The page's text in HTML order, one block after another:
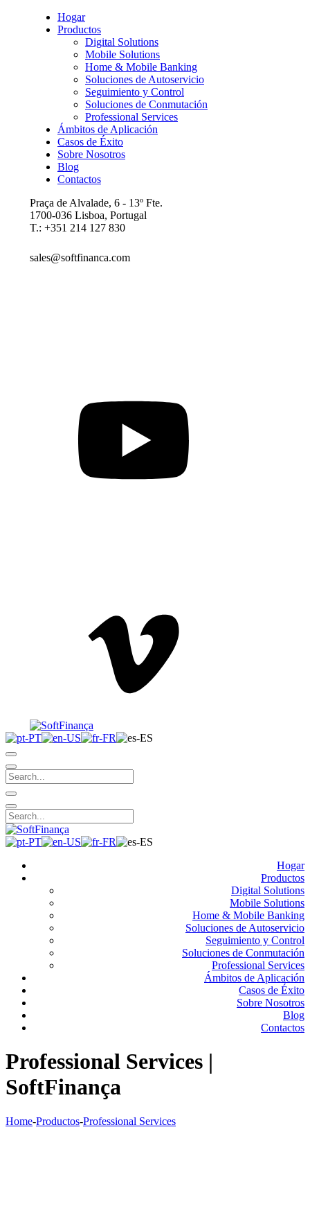
Hogar
Productos
Digital Solutions
Mobile Solutions
Home & Mobile Banking
Soluciones de Autoservicio
Seguimiento y Control
Soluciones de Conmutación
Professional Services
Ámbitos de Aplicación
Casos de Éxito
Sobre Nosotros
Blog
Contactos
Praça de Alvalade, 6 - 13º Fte.
1700-036 Lisboa, Portugal
T.: +351 214 127 830
sales@softfinanca.com
Hogar
Productos
Digital Solutions
Mobile Solutions
Home & Mobile Banking
Soluciones de Autoservicio
Seguimiento y Control
Soluciones de Conmutación
Professional Services
Ámbitos de Aplicación
Casos de Éxito
Sobre Nosotros
Blog
Contactos
Professional Services |
SoftFinança
Home-Productos-Professional Services